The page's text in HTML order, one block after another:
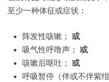
至少一种体征或症状：
阵发性咳嗽； 或
吸气性呼噜声； 或
咳嗽后呕吐； 或
呼吸暂停（伴或不伴紫绀